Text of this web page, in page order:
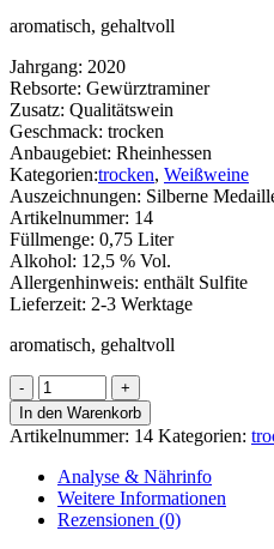
aromatisch, gehaltvoll
Jahrgang: 2020
Rebsorte: Gewürztraminer
Zusatz: Qualitätswein
Geschmack: trocken
Anbaugebiet: Rheinhessen
Kategorien:trocken, Weißweine
Auszeichnungen: Silberne
Artikelnummer: 14
Füllmenge: 0,75 Liter
Alkohol: 12,5 % Vol.
Allergenhinweis: enthält Sulfite
Lieferzeit: 2-3 Werktage
aromatisch, gehaltvoll
Gewürztraminer
Menge
In den Warenkorb
Artikelnummer: 14 Kategorien:
Analyse & Nährinfo
Weitere Informationen
Rezensionen (0)